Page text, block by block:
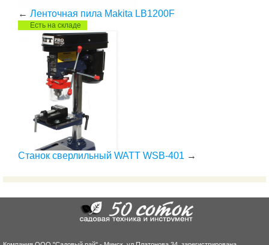
← Ленточная пила Makita LB1200F
Есть на складе
Станок сверлильный WATT WSB-401 →